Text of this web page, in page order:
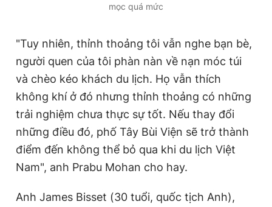
mọc quá mức
"Tuy nhiên, thỉnh thoảng tôi vẫn nghe bạn bè,
người quen của tôi phàn nàn về nạn móc túi
và chèo kéo khách du lịch. Họ vẫn thích
không khí ở đó nhưng thỉnh thoảng có những
trải nghiệm chưa thực sự tốt. Nếu thay đổi
những điều đó, phố Tây Bùi Viện sẽ trở thành
điểm đến không thể bỏ qua khi du lịch Việt
Nam", anh Prabu Mohan cho hay.
Anh James Bisset (30 tuổi, quốc tịch Anh),